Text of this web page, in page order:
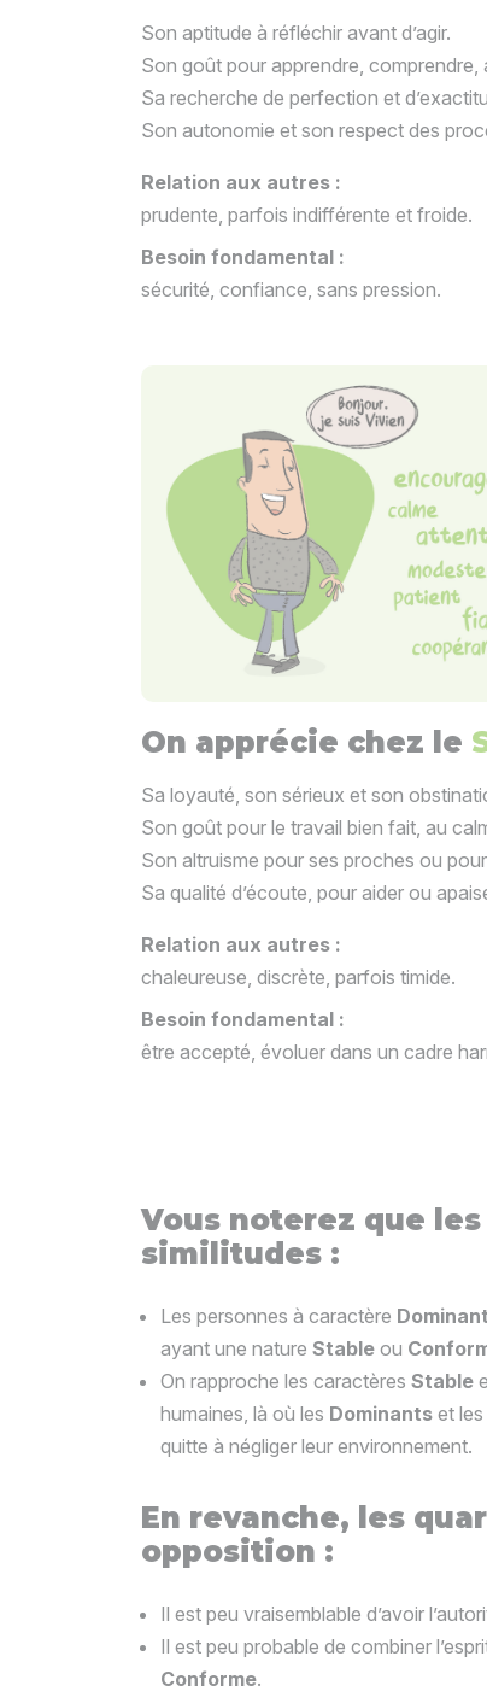
On apprécie chez le
Sa loyauté, son sérieux et son
Son goût pour le travail bien fait, au
Son altruisme pour ses proches ou
Sa qualité d’écoute, pour aider ou
Relation aux autres :
chaleureuse, discrète, parfois timide.
Besoin fondamental :
être accepté, évoluer dans un cadre
Son aptitude à réfléchir avant d’agir.
Son goût pour apprendre, comprendre,
Sa recherche de perfection et
Son autonomie et son respect des
Relation aux autres :
prudente, parfois indifférente et froide.
Besoin fondamental :
sécurité, confiance, sans pression.
Vous noterez que
similitudes :
Les personnes à caractère Dominant
ayant une nature Stable ou
On rapproche les caractères Stable
humaines, là où les Dominants et les
quitte à négliger leur environnement.
En revanche, les
opposition :
Il est peu vraisemblable d’avoir
Il est peu probable de combiner
Conforme.